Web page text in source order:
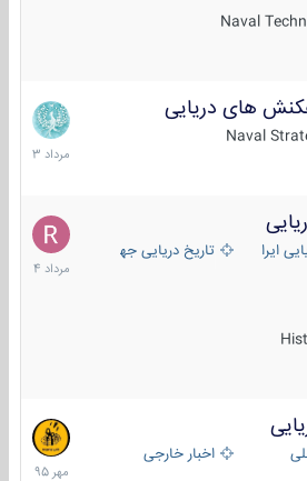
Naval
های دریایی
Naval
2
مرداد
1403
ایران تاریخ دریایی جهان
16
مرداد
1404
اخبار خارجی
27
مهر
1395